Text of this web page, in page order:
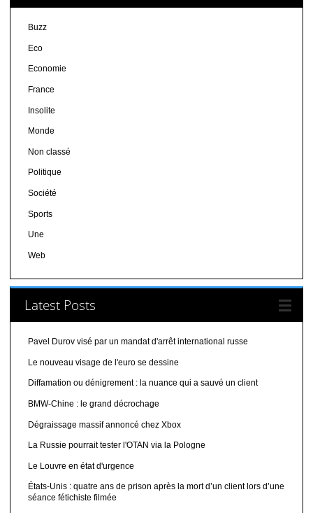
Buzz
Eco
Economie
France
Insolite
Monde
Non classé
Politique
Société
Sports
Une
Web
Latest Posts
Pavel Durov visé par un mandat d'arrêt international russe
Le nouveau visage de l'euro se dessine
Diffamation ou dénigrement : la nuance qui a sauvé un client
BMW-Chine : le grand décrochage
Dégraissage massif annoncé chez Xbox
La Russie pourrait tester l'OTAN via la Pologne
Le Louvre en état d'urgence
États-Unis : quatre ans de prison après la mort d’un client lors d’une
séance fétichiste filmée